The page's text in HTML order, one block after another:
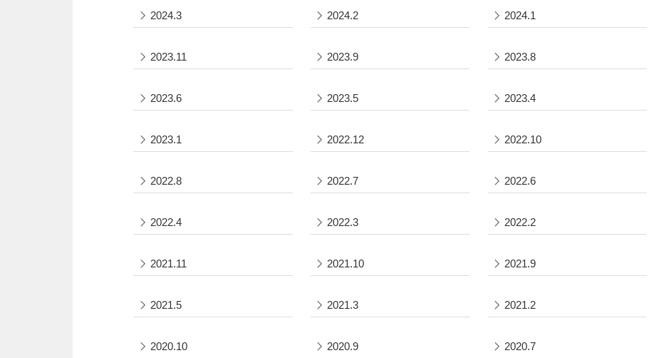
2024.3 2024.2 2024.1
2023.11 2023.9 2023.8
2023.6 2023.5 2023.4
2023.1 2022.12 2022.10
2022.8 2022.7 2022.6
2022.4 2022.3 2022.2
2021.11 2021.10 2021.9
2021.5 2021.3 2021.2
2020.10 2020.9 2020.7